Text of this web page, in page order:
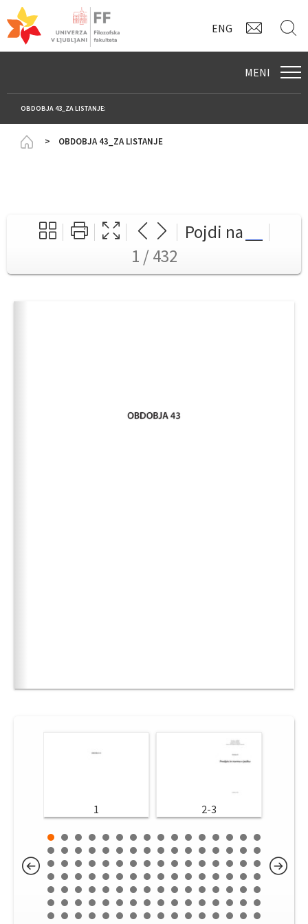
ENG
MENI
OBDOBJA 43_ZA LISTANJE:
HomepageOBDOBJA 43_ZA LISTANJE
Pojdi na
1 / 432
1 2-3